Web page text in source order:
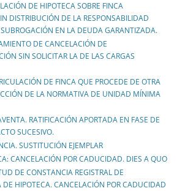
DE HIPOTECA SOBRE FINCA
DISTRIBUCIÓN DE LA RESPONSABILIDAD
EN LA DEUDA GARANTIZADA.
DE CANCELACIÓN DE
SIN SOLICITAR LA DE LAS CARGAS
DE FINCA QUE PROCEDE DE OTRA
DE LA NORMATIVA DE UNIDAD MÍNIMA
RATIFICACIÓN APORTADA EN FASE DE
SUCESIVO.
SUSTITUCIÓN EJEMPLAR
CANCELACIÓN POR CADUCIDAD. DIES A QUO
DE CONSTANCIA REGISTRAL DE
DE HIPOTECA. CANCELACIÓN POR CADUCIDAD